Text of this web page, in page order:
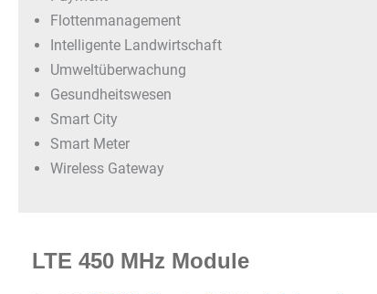
Flottenmanagement
Intelligente Landwirtschaft
Umweltüberwachung
Gesundheitswesen
Smart City
Smart Meter
Wireless Gateway
LTE 450 MHz Module